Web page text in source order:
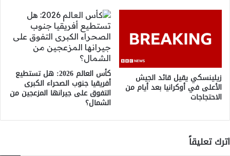
كأس العالم 2026: هل تستطيع
أفريقيا جنوب الصحراء الكبرى
التفوق على جيرانها المزعجين من
الشمال؟
زيلينسكي يقيل قائد الجيش
الأعلى في أوكرانيا بعد أيام من
الاحتجاجات
اترك تعليقاً